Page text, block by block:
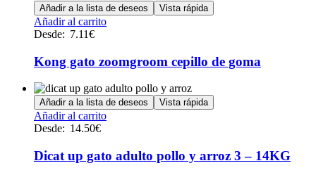
pueden
elegir
página
producto
Añadir a la lista de deseos Vista rápida
Añadir al carritoEste
múltiples
variantes.
Las
opciones
se
pueden
la
Desde: 7.11€
Kong gato zoomgroom cepillo de goma
Añadir a la lista de deseos Vista rápida
Añadir al carritoEste
múltiples
variantes.
Desde: 14.50€
Dicat up gato adulto pollo y arroz 3 – 14KG